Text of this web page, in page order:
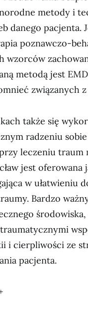
metody i
danego pacjenta.
poznawczo-
wzorców
metodą jest
związanych
także się
radzeniu
leczeniu traum
jest
w ułatwieniu
Bardzo
i cierpliwości ze
pacjenta.